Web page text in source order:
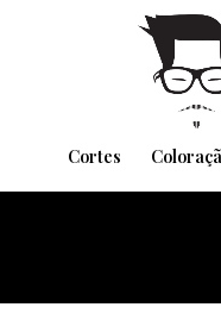
Cortes